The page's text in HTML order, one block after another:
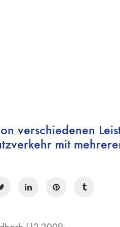
verschiedenen
mit